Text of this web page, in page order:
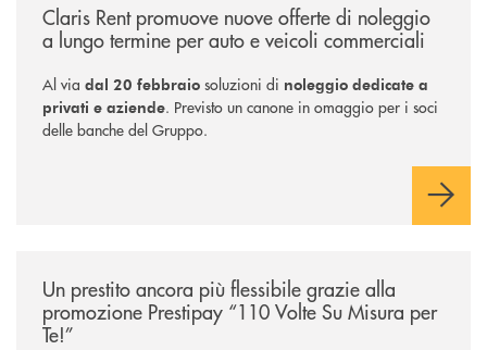
Claris Rent promuove nuove offerte di noleggio
a lungo termine per auto e veicoli commerciali
Al via dal 20 febbraio soluzioni di noleggio dedicate a
privati e aziende. Previsto un canone in omaggio per i soci
delle banche del Gruppo.
Un prestito ancora più flessibile grazie alla
promozione Prestipay “110 Volte Su Misura per
Te!”